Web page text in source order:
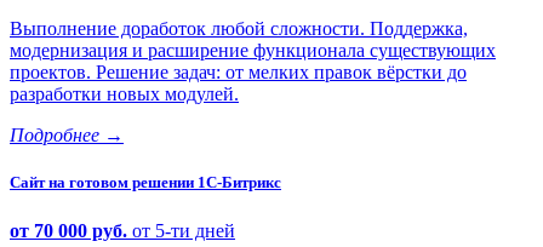
Выполнение доработок любой сложности. Поддержка,
модернизация и расширение функционала существующих
проектов. Решение задач: от мелких правок вёрстки до
разработки новых модулей.
Подробнее →
Сайт на готовом решении 1С-Битрикс
от 70 000 руб. от 5-ти дней